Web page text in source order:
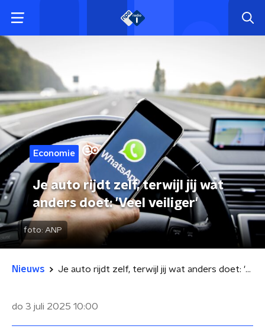
Economie
Je auto rijdt zelf, terwijl jij wat
anders doet: 'Veel veiliger'
foto: ANP
Nieuws Je auto rijdt zelf, terwijl jij wat anders doet: 'Veel veiliger'
do 3 juli 2025 10:00